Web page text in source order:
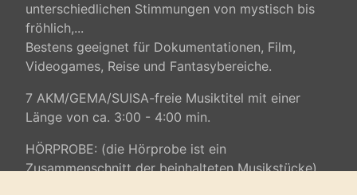
unterschiedlichen Stimmungen von mystisch bis
fröhlich,...
Bestens geeignet für Dokumentationen, Film,
Videogames, Reise und Fantasybereiche.
7 AKM/GEMA/SUISA-freie Musiktitel mit einer
Länge von ca. 3:00 - 4:00 min.
HÖRPROBE: (die Hörprobe ist ein
Zusammenschnitt der beinhalteten Musikstücke)